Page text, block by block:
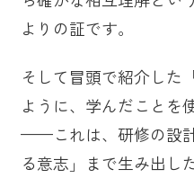
よりの証です。
そして冒頭で紹介した
ように、学んだことを
——これは、研修の設
る意志」まで生み出し